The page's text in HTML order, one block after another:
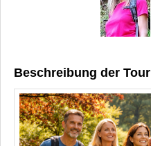
Beschreibung der Tour